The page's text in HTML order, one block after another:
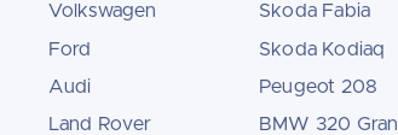
Volkswagen
Ford
Audi
Land Rover
Skoda Fabia
Skoda Kodiaq
Peugeot 208
BMW 320 Gran